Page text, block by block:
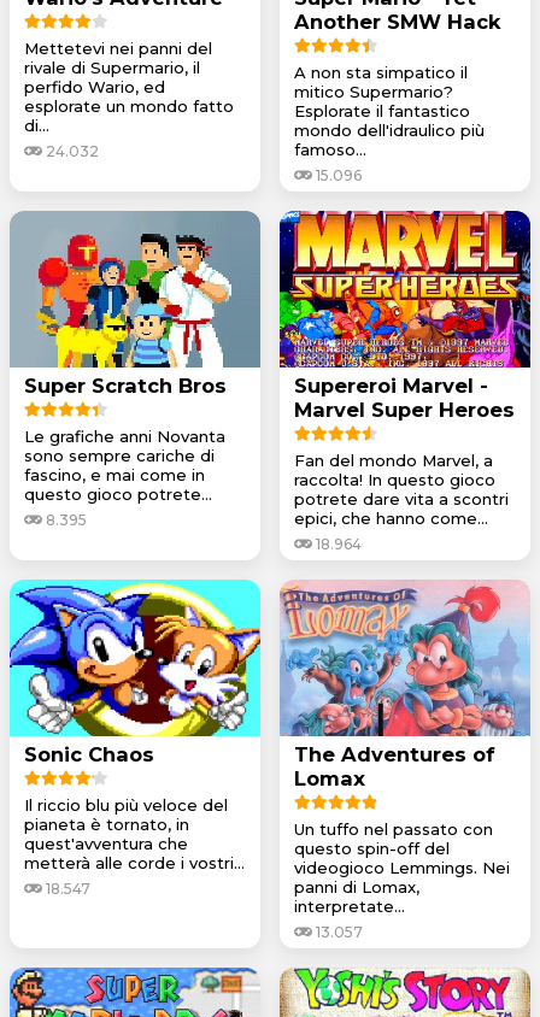
Mettetevi nei panni del
rivale di Supermario, il
perfido Wario, ed
esplorate un mondo fatto
di...
24.032
Another SMW Hack
A non sta simpatico il
mitico Supermario?
Esplorate il fantastico
mondo dell'idraulico più
famoso...
15.096
Super Scratch Bros
Le grafiche anni Novanta
sono sempre cariche di
fascino, e mai come in
questo gioco potrete...
8.395
Supereroi Marvel -
Marvel Super Heroes
Fan del mondo Marvel, a
raccolta! In questo gioco
potrete dare vita a scontri
epici, che hanno come...
18.964
Sonic Chaos
Il riccio blu più veloce del
pianeta è tornato, in
quest'avventura che
metterà alle corde i vostri...
18.547
The Adventures of
Lomax
Un tuffo nel passato con
questo spin-off del
videogioco Lemmings. Nei
panni di Lomax,
interpretate...
13.057